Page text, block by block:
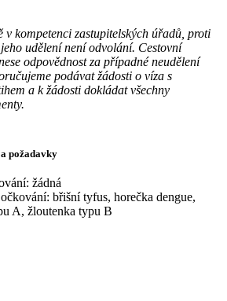
v kompetenci zastupitelských úřadů, proti
udělení není odvolání. Cestovní
odpovědnost za případné neudělení
podávat žádosti o víza s
a k žádosti dokládat všechny
požadavky
žádná
břišní tyfus, horečka dengue,
A, žloutenka typu B